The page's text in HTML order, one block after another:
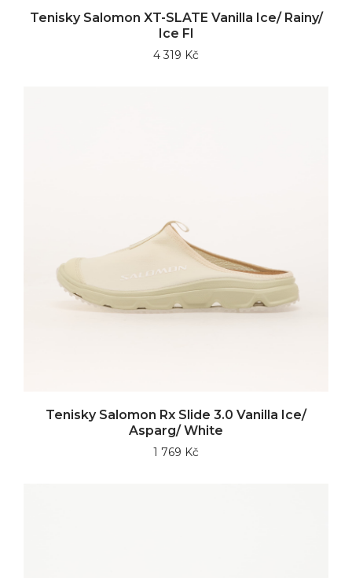
Tenisky Salomon XT-SLATE Vanilla Ice/ Rainy/
Ice Fl
4 319 Kč
Tenisky Salomon Rx Slide 3.0 Vanilla Ice/
Asparg/ White
1 769 Kč